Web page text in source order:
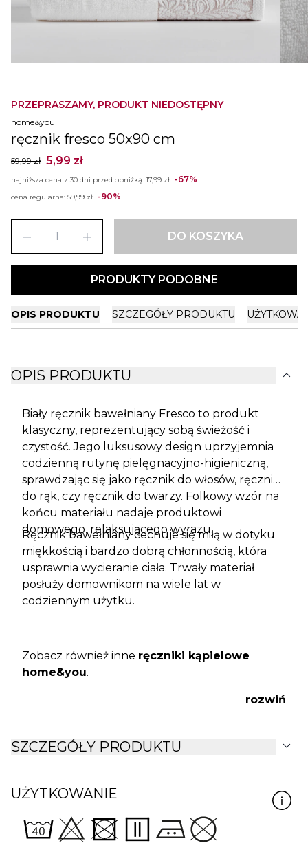
PRZEPRASZAMY, PRODUKT NIEDOSTĘPNY
home&you
ręcznik fresco 50x90 cm
59,99 zł 5,99 zł
najniższa cena z 30 dni przed obniżką: 17,99 zł -67%
cena regularna: 59,99 zł -90%
remove add DO KOSZYKA
PRODUKTY PODOBNE
OPIS PRODUKTU SZCZEGÓŁY PRODUKTU
OPIS PRODUKTU expand_more
Biały ręcznik bawełniany Fresco to produkt
klasyczny, reprezentujący sobą świeżość i
czystość. Jego luksusowy design uprzyjemnia
codzienną rutynę pielęgnacyjno-higieniczną,
sprawdzając się jako ręcznik do włosów, ręcznik
do rąk, czy ręcznik do twarzy. Folkowy wzór na
końcu materiału nadaje produktowi
domowego, relaksującego wyrazu.
Ręcznik bawełniany cechuje się miłą w dotyku
miękkością i bardzo dobrą chłonnością, która
usprawnia wycieranie ciała. Trwały materiał
posłuży domownikom na wiele lat w
codziennym użytku.
Zobacz również inne ręczniki kąpielowe
home&you.
rozwiń
SZCZEGÓŁY PRODUKTU expand_more
UŻYTKOWANIE